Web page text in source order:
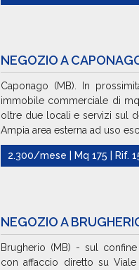
NEGOZIO A
Caponago (MB). In
immobile commerciale di
oltre due locali e servizi sul
Ampia area esterna ad uso
2.300/mese | Mq 175 | Rif.
NEGOZIO A
Brugherio (MB) - sul
con affaccio diretto su